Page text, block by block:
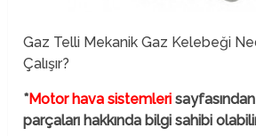
Gaz Telli Mekanik Gaz Kelebeği
Çalışır?
*Motor hava sistemleri
parçaları hakkında bilgi sahibi